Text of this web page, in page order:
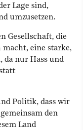
Lage sind,
umzusetzen.
Gesellschaft, die
macht, eine starke,
da nur Hass und
Politik, dass wir
den
Land